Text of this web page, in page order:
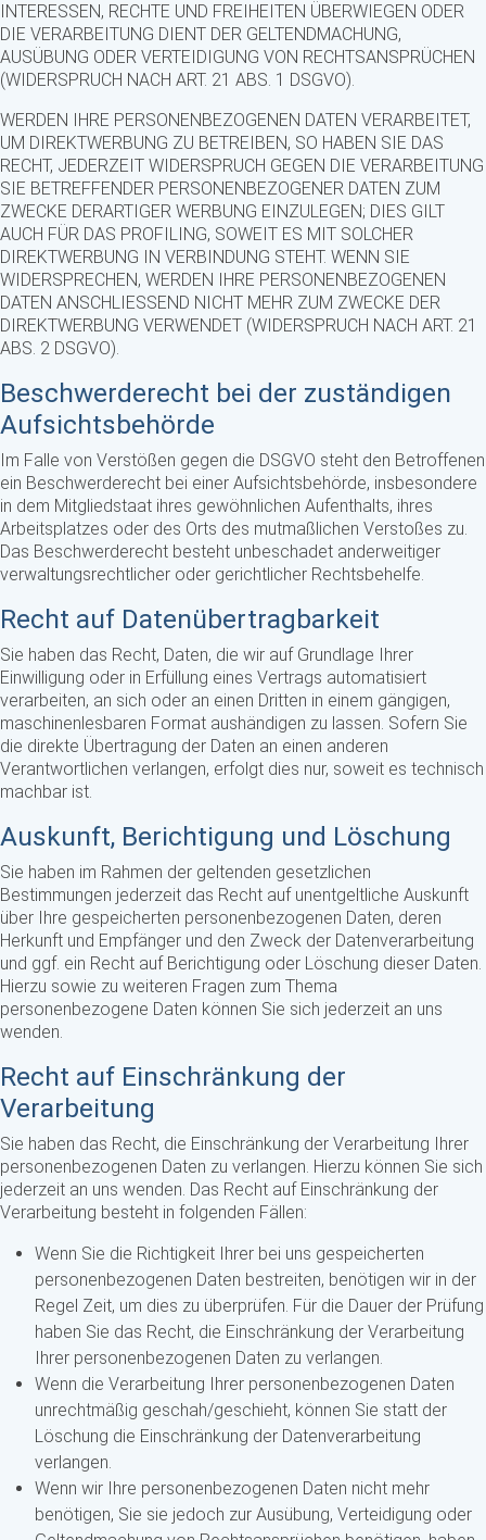
INTERESSEN, RECHTE UND FREIHEITEN ÜBERWIEGEN ODER
DIE VERARBEITUNG DIENT DER GELTENDMACHUNG,
AUSÜBUNG ODER VERTEIDIGUNG VON RECHTSANSPRÜCHEN
(WIDERSPRUCH NACH ART. 21 ABS. 1 DSGVO).
WERDEN IHRE PERSONENBEZOGENEN DATEN VERARBEITET,
UM DIREKTWERBUNG ZU BETREIBEN, SO HABEN SIE DAS
RECHT, JEDERZEIT WIDERSPRUCH GEGEN DIE VERARBEITUNG
SIE BETREFFENDER PERSONENBEZOGENER DATEN ZUM
ZWECKE DERARTIGER WERBUNG EINZULEGEN; DIES GILT
AUCH FÜR DAS PROFILING, SOWEIT ES MIT SOLCHER
DIREKTWERBUNG IN VERBINDUNG STEHT. WENN SIE
WIDERSPRECHEN, WERDEN IHRE PERSONENBEZOGENEN
DATEN ANSCHLIESSEND NICHT MEHR ZUM ZWECKE DER
DIREKTWERBUNG VERWENDET (WIDERSPRUCH NACH ART. 21
ABS. 2 DSGVO).
Beschwerde­recht bei der zuständigen
Aufsichts­behörde
Im Falle von Verstößen gegen die DSGVO steht den Betroffenen
ein Beschwerderecht bei einer Aufsichtsbehörde, insbesondere
in dem Mitgliedstaat ihres gewöhnlichen Aufenthalts, ihres
Arbeitsplatzes oder des Orts des mutmaßlichen Verstoßes zu.
Das Beschwerderecht besteht unbeschadet anderweitiger
verwaltungsrechtlicher oder gerichtlicher Rechtsbehelfe.
Recht auf Daten­übertrag­barkeit
Sie haben das Recht, Daten, die wir auf Grundlage Ihrer
Einwilligung oder in Erfüllung eines Vertrags automatisiert
verarbeiten, an sich oder an einen Dritten in einem gängigen,
maschinenlesbaren Format aushändigen zu lassen. Sofern Sie
die direkte Übertragung der Daten an einen anderen
Verantwortlichen verlangen, erfolgt dies nur, soweit es technisch
machbar ist.
Auskunft, Berichtigung und Löschung
Sie haben im Rahmen der geltenden gesetzlichen
Bestimmungen jederzeit das Recht auf unentgeltliche Auskunft
über Ihre gespeicherten personenbezogenen Daten, deren
Herkunft und Empfänger und den Zweck der Datenverarbeitung
und ggf. ein Recht auf Berichtigung oder Löschung dieser Daten.
Hierzu sowie zu weiteren Fragen zum Thema
personenbezogene Daten können Sie sich jederzeit an uns
wenden.
Recht auf Einschränkung der
Verarbeitung
Sie haben das Recht, die Einschränkung der Verarbeitung Ihrer
personenbezogenen Daten zu verlangen. Hierzu können Sie sich
jederzeit an uns wenden. Das Recht auf Einschränkung der
Verarbeitung besteht in folgenden Fällen:
Wenn Sie die Richtigkeit Ihrer bei uns gespeicherten
personenbezogenen Daten bestreiten, benötigen wir in der
Regel Zeit, um dies zu überprüfen. Für die Dauer der Prüfung
haben Sie das Recht, die Einschränkung der Verarbeitung
Ihrer personenbezogenen Daten zu verlangen.
Wenn die Verarbeitung Ihrer personenbezogenen Daten
unrechtmäßig geschah/geschieht, können Sie statt der
Löschung die Einschränkung der Datenverarbeitung
verlangen.
Wenn wir Ihre personenbezogenen Daten nicht mehr
benötigen, Sie sie jedoch zur Ausübung, Verteidigung oder